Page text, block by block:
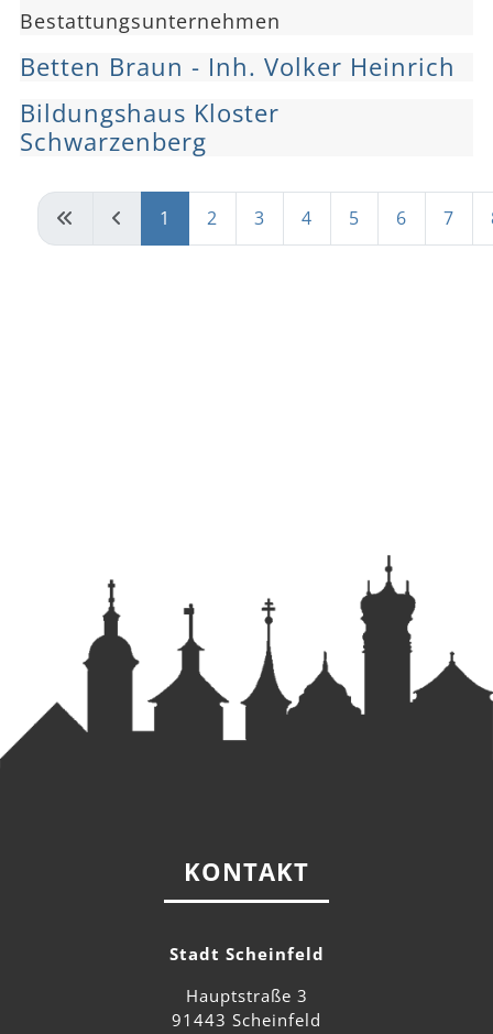
Bestattungsunternehmen
Betten Braun - Inh. Volker Heinrich
Bildungshaus Kloster
Schwarzenberg
1 2 3 4 5 6 7
KONTAKT
Stadt Scheinfeld
Hauptstraße 3
91443 Scheinfeld